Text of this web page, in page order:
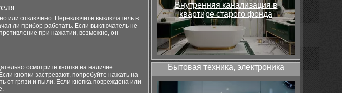
или отключено. Переключите выключатель в
ли прибор работать. Если выключатель не
при нажатии, возможно, он
осмотрите кнопки на наличие
кнопки застревают, попробуйте нажать на
от грязи и пыли. Если кнопка повреждена или
Внутренняя канализация в
квартире старого фонда
Бытовая техника, электроника